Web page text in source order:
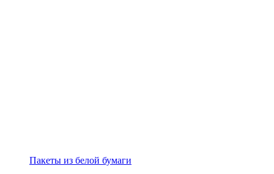
Пакеты из белой бумаги